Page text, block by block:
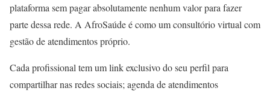
plataforma sem pagar absolutamente nenhum valor para fazer
parte dessa rede. A AfroSaúde é como um consultório virtual com
gestão de atendimentos próprio.
Cada profissional tem um link exclusivo do seu perfil para
compartilhar nas redes sociais; agenda de atendimentos